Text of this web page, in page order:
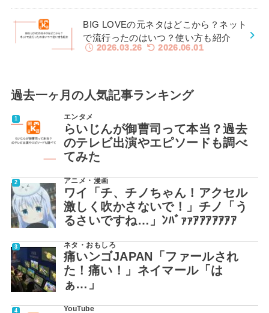
BIG LOVEの元ネタはどこから？ネット
で流行ったのはいつ？使い方も紹介
2026.03.26 2026.06.01
過去一ヶ月の人気記事ランキング
エンタメ
らいじんが御曹司って本当？過去
のテレビ出演やエピソードも調べ
てみた
アニメ・漫画
ワイ「チ、チノちゃん！アクセル
激しく吹かさないで！」チノ「う
るさいですね…」ﾝﾊﾞｧｧｱｱｱｱｱｱｱ
ネタ・おもしろ
痛いンゴJAPAN「ファールされ
た！痛い！」ネイマール「は
ぁ…」
YouTube